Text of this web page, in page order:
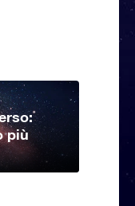
più